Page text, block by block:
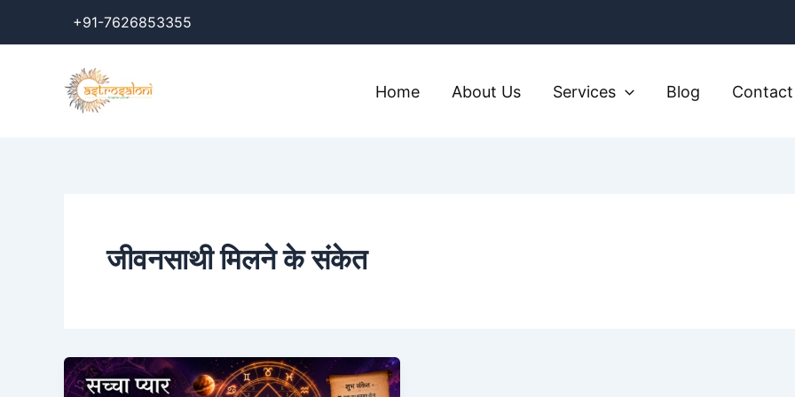
+91-7626853355
Home About Us Services Blog
जीवनसाथी मिलने के संकेत